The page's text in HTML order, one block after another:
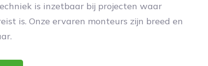
is inzetbaar bij projecten waar
is. Onze ervaren monteurs zijn breed en